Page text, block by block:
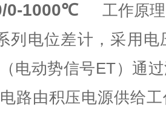
0-1000℃
工作原理
电位差计，采用电
电动势信号ET）通
路由积压电源供给